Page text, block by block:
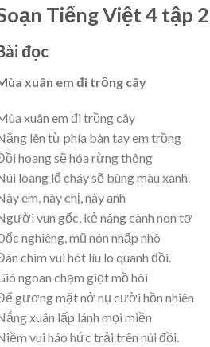
Tiếng Việt 4 tập
đọc
xuân em đi trồng cây
xuân em đi trồng cây
lên từ phía bàn tay em trồng
hoang sẽ hóa rừng thông
loang lổ cháy sẽ bùng màu xanh.
em, này chị, này anh
vun gốc, kẻ nâng cành non tơ
nghiêng, mũ nón nhấp nhô
chim vui hót líu lo quanh đồi.
ngoan chạm giọt mồ hôi
gương mặt nở nụ cười hồn nhiên
xuân lấp lánh mọi miền
vui háo hức trải trên núi đồi.